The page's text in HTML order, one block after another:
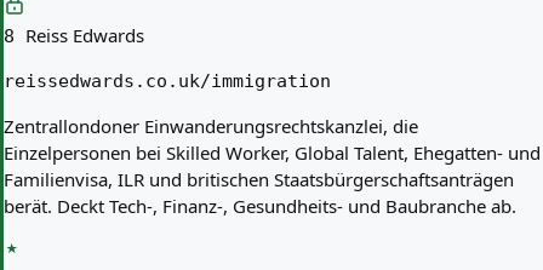
8 Reiss Edwards
reissedwards.co.uk/immigration
Zentrallondoner Einwanderungsrechtskanzlei, die
Einzelpersonen bei Skilled Worker, Global Talent, Ehegatten- und
Familienvisa, ILR und britischen Staatsbürgerschaftsanträgen
berät. Deckt Tech-, Finanz-, Gesundheits- und Baubranche ab.